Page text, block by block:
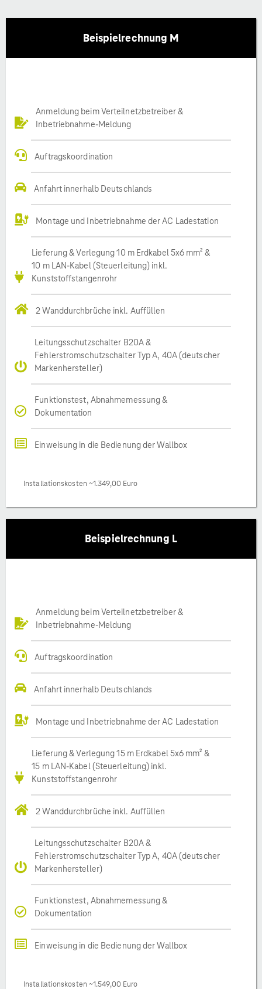
Beispielrechnung M
Anmeldung beim Verteilnetzbetreiber &
Inbetriebnahme-Meldung
Auftragskoordination
Anfahrt innerhalb Deutschlands
Montage und Inbetriebnahme der AC Ladestation
Lieferung & Verlegung 10 m Erdkabel 5x6 mm² &
10 m LAN-Kabel (Steuerleitung) inkl.
Kunststoffstangenrohr
2 Wanddurchbrüche inkl. Auffüllen
Leitungsschutzschalter B20A &
Fehlerstromschutzschalter Typ A, 40A (deutscher
Markenhersteller)
Funktionstest, Abnahmemessung &
Dokumentation
Einweisung in die Bedienung der Wallbox
Installationskosten ~1.349,00 Euro
Beispielrechnung L
Anmeldung beim Verteilnetzbetreiber &
Inbetriebnahme-Meldung
Auftragskoordination
Anfahrt innerhalb Deutschlands
Montage und Inbetriebnahme der AC Ladestation
Lieferung & Verlegung 15 m Erdkabel 5x6 mm² &
15 m LAN-Kabel (Steuerleitung) inkl.
Kunststoffstangenrohr
2 Wanddurchbrüche inkl. Auffüllen
Leitungsschutzschalter B20A &
Fehlerstromschutzschalter Typ A, 40A (deutscher
Markenhersteller)
Funktionstest, Abnahmemessung &
Dokumentation
Einweisung in die Bedienung der Wallbox
Installationskosten ~1.549,00 Euro